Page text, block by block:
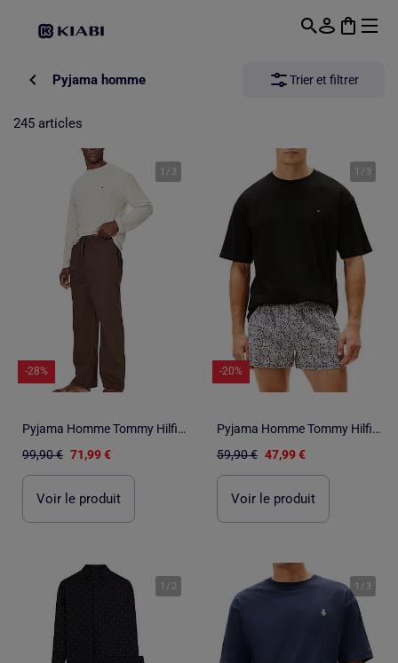
Pyjama homme Trier et filtrer
245 articles
1 / 3
-28%
Pyjama Homme Tommy Hilfiger
99,90 € 71,99 €
Voir le produit
1 / 3
-20%
Pyjama Homme Tommy Hilfiger
59,90 € 47,99 €
Voir le produit
1 / 2 1 / 3